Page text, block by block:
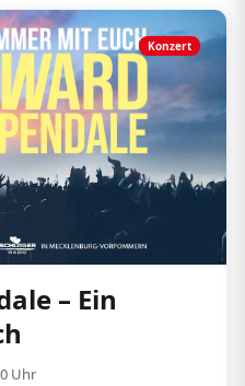
Konzert
– Ein
Uhr